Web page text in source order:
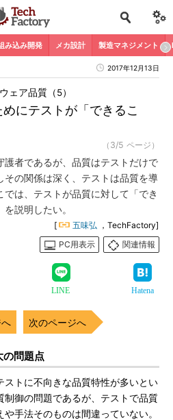
み込み開発 メカ設計 製造マネジメント
2017年12月13日
にテストが「できるこ
ェア品質（5）
（3/5 ページ）
護者であるが、品質はテストだけで
その関係は深く、テストは品質を導
では、テストが品質に対して「でき
説明したい。
[ 五味弘 ，TechFactory]
PC用表示
関連情報
LINE Hatena
次のページへ
の問題点
トに不向きな品質特性が多いとい
制御の問題であるが、テストで品質
手法そのものは間違っていない。